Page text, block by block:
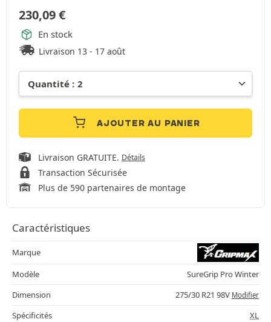
230,09€
En stock
Livraison 13 - 17 août
AJOUTER AU PANIER
Livraison GRATUITE. Détails
Transaction Sécurisée
Plus de 590 partenaires de montage
Caractéristiques
Marque
Modèle
SureGrip Pro Winter
Dimension
275/30 R21 98V Modifier
Spécificités
XL